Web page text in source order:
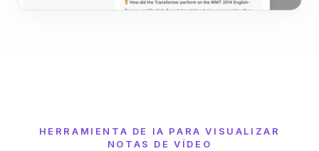
HERRAMIENTA DE IA PARA VISUALIZAR
NOTAS DE VÍDEO